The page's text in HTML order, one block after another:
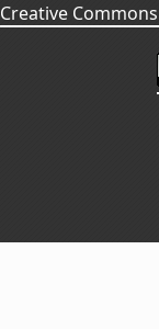
Creative